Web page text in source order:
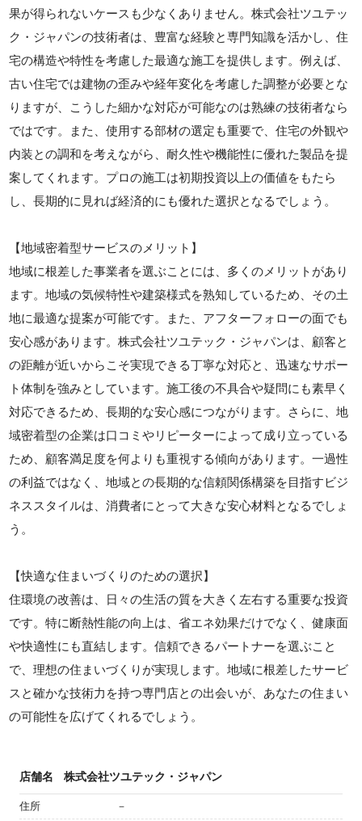
果が得られないケースも少なくありません。株式会社ツユテッ
ク・ジャパンの技術者は、豊富な経験と専門知識を活かし、住
宅の構造や特性を考慮した最適な施工を提供します。例えば、
古い住宅では建物の歪みや経年変化を考慮した調整が必要とな
りますが、こうした細かな対応が可能なのは熟練の技術者なら
ではです。また、使用する部材の選定も重要で、住宅の外観や
内装との調和を考えながら、耐久性や機能性に優れた製品を提
案してくれます。プロの施工は初期投資以上の価値をもたら
し、長期的に見れば経済的にも優れた選択となるでしょう。
【地域密着型サービスのメリット】
地域に根差した事業者を選ぶことには、多くのメリットがあり
ます。地域の気候特性や建築様式を熟知しているため、その土
地に最適な提案が可能です。また、アフターフォローの面でも
安心感があります。株式会社ツユテック・ジャパンは、顧客と
の距離が近いからこそ実現できる丁寧な対応と、迅速なサポー
ト体制を強みとしています。施工後の不具合や疑問にも素早く
対応できるため、長期的な安心感につながります。さらに、地
域密着型の企業は口コミやリピーターによって成り立っている
ため、顧客満足度を何よりも重視する傾向があります。一過性
の利益ではなく、地域との長期的な信頼関係構築を目指すビジ
ネススタイルは、消費者にとって大きな安心材料となるでしょ
う。
【快適な住まいづくりのための選択】
住環境の改善は、日々の生活の質を大きく左右する重要な投資
です。特に断熱性能の向上は、省エネ効果だけでなく、健康面
や快適性にも直結します。信頼できるパートナーを選ぶこと
で、理想の住まいづくりが実現します。地域に根差したサービ
スと確かな技術力を持つ専門店との出会いが、あなたの住まい
の可能性を広げてくれるでしょう。
店舗名 株式会社ツユテック・ジャパン
住所 －